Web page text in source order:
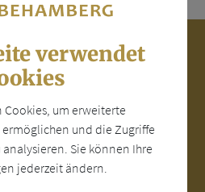
Uhr
Uhr
verwendet
Cookies, um erweiterte
und die Zugriffe
analysieren. Sie können Ihre
jederzeit ändern.